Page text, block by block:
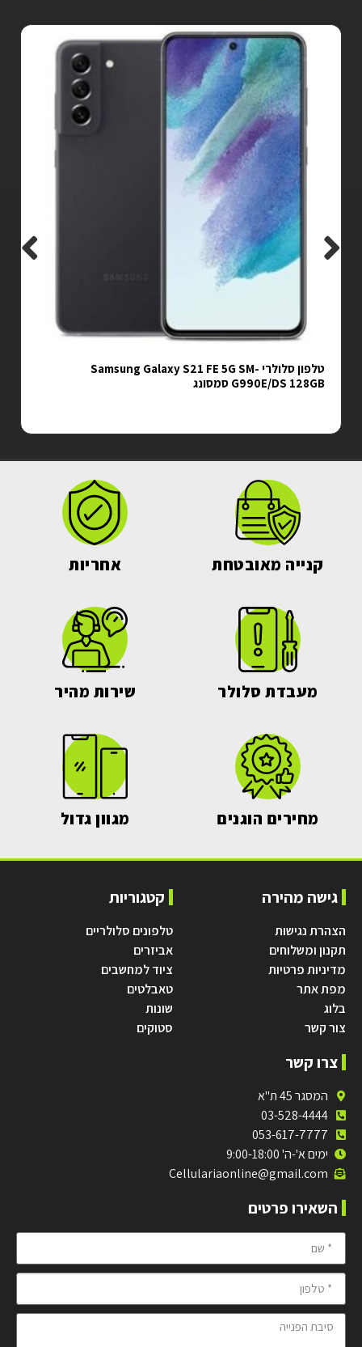
טלפון סלולרי Samsung Galaxy S21 FE 5G SM-
G990E/DS 128GB סמסונג
קנייה מאובטחת אחריות
מעבדת סלולר שירות מהיר
מחירים הוגנים מגוון גדול
גישה מהירה
הצהרת נגישות
תקנון ומשלוחים
מדיניות פרטיות
מפת אתר
בלוג
צור קשר
קטגוריות
טלפונים סלולריים
אביזרים
ציוד למחשבים
טאבלטים
שונות
סטוקים
צרו קשר
המסגר 45 ת"א
03-528-4444
053-617-7777
ימים א'-ה' 9:00-18:00
Cellulariaonline@gmail.com
השאירו פרטים